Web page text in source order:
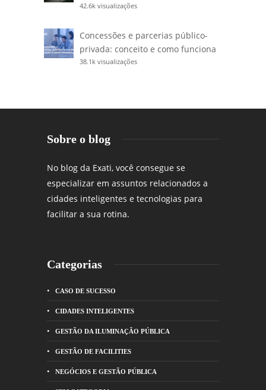
42.6k visualizações
Concessões e parcerias público-
privada: conceito e como funciona
38.1k visualizações
Sobre o blog
No blog da Exati, você consegue se
especializar em assuntos relacionados a
cidades inteligentes e tecnologias para
facilitar a sua rotina.
Categorias
CASO DE SUCESSO
CIDADES INTELIGENTES
GESTÃO DA ILUMINAÇÃO PÚBLICA
GESTÃO DE FACILITIES
NEGÓCIOS E GESTÃO PÚBLICA